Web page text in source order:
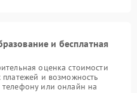
и бесплатная
оценка стоимости
платежей и возможность
телефону или онлайн на